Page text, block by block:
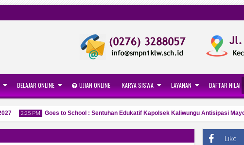
BELAJAR ONLINE UJIAN ONLINE KARYA SISWA LAYANAN DAFTAR NILAI
2:25 PM Goes to School : Sentuhan Edukatif Kapolsek Kaliwungu Antisipasi
Like